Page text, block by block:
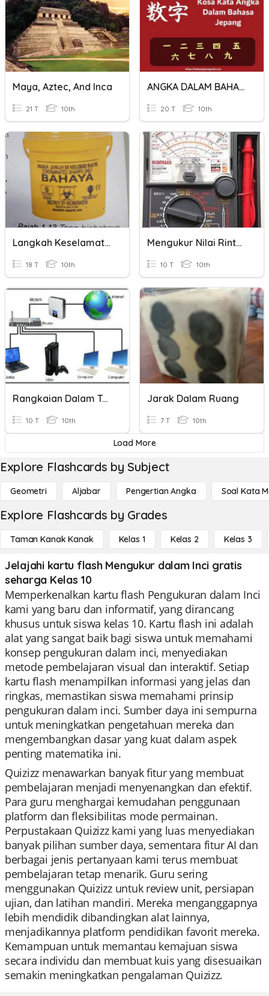
Maya, Aztec, And Inca
21 T 10th
ANGKA DALAM BAHASA JEPANG
20 T 10th
Langkah Keselamatan Dalam Makmal
18 T 10th
Mengukur Nilai Rintangan (Meter Pelbagai)
10 T 10th
Rangkaian Dalam Teori Graf
10 T 10th
Jarak Dalam Ruang
7 T 10th
Load More
Explore Flashcards by Subject
Geometri Aljabar Pengertian Angka Soal Kata
Explore Flashcards by Grades
Taman Kanak Kanak Kelas 1 Kelas 2 Kelas 3
Jelajahi kartu flash Mengukur dalam Inci gratis
seharga Kelas 10
Memperkenalkan kartu flash Pengukuran dalam Inci
kami yang baru dan informatif, yang dirancang
khusus untuk siswa kelas 10. Kartu flash ini adalah
alat yang sangat baik bagi siswa untuk memahami
konsep pengukuran dalam inci, menyediakan
metode pembelajaran visual dan interaktif. Setiap
kartu flash menampilkan informasi yang jelas dan
ringkas, memastikan siswa memahami prinsip
pengukuran dalam inci. Sumber daya ini sempurna
untuk meningkatkan pengetahuan mereka dan
mengembangkan dasar yang kuat dalam aspek
penting matematika ini.
Quizizz menawarkan banyak fitur yang membuat
pembelajaran menjadi menyenangkan dan efektif.
Para guru menghargai kemudahan penggunaan
platform dan fleksibilitas mode permainan.
Perpustakaan Quizizz kami yang luas menyediakan
banyak pilihan sumber daya, sementara fitur AI dan
berbagai jenis pertanyaan kami terus membuat
pembelajaran tetap menarik. Guru sering
menggunakan Quizizz untuk review unit, persiapan
ujian, dan latihan mandiri. Mereka menganggapnya
lebih mendidik dibandingkan alat lainnya,
menjadikannya platform pendidikan favorit mereka.
Kemampuan untuk memantau kemajuan siswa
secara individu dan membuat kuis yang disesuaikan
semakin meningkatkan pengalaman Quizizz.